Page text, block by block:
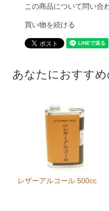
この商品について問い合
買い物を続ける
あなたにおすす
レザーアルコール 500cc